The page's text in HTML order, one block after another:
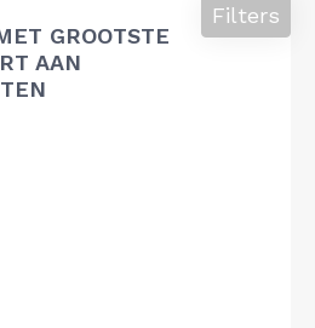
GROOTSTE
AAN
Filters